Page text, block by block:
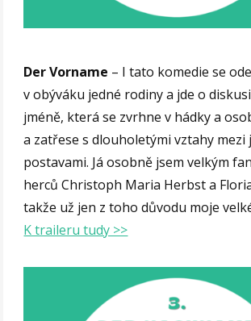
Der Vorname – I tato komedie se
v obýváku jedné rodiny a jde o
jméně, která se zvrhne v hádky a
a zatřese s dlouholetými vztahy mezi
postavami. Já osobně jsem velkým
herců Christoph Maria Herbst a
takže už jen z toho důvodu moje
K traileru tudy >>